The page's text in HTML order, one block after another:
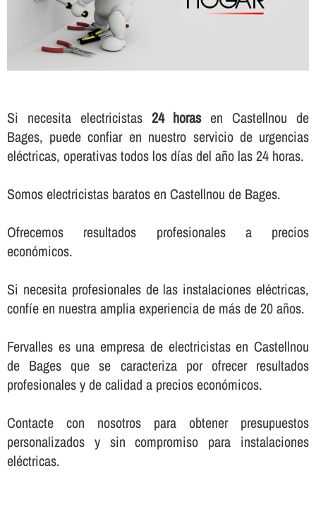
Si necesita electricistas 24 horasen Castellnou de
Bages, puede confiar en nuestro servicio de urgencias
eléctricas, operativas todos los dí­as del año las 24 horas.
Somos electricistas baratos en Castellnou de Bages.
Ofrecemos resultados profesionales a precios
económicos.
Si necesita profesionales de las instalaciones eléctricas,
confí­e en nuestra amplia experiencia de más de 20 años.
Fervalles es una empresa de electricistas en Castellnou
de Bages que se caracteriza por ofrecer resultados
profesionales y de calidad a precios económicos.
Contacte con nosotros para obtener presupuestos
personalizados y sin compromiso para instalaciones
eléctricas.